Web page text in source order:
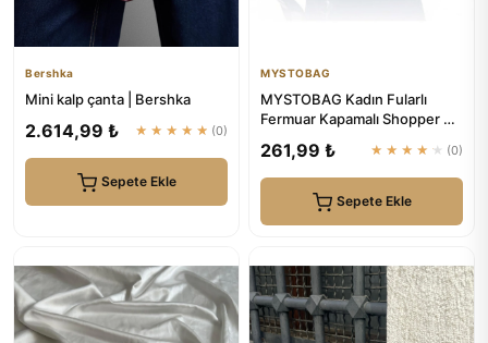
Bershka
Mini kalp çanta | Bershka
2.614,99 ₺ ★★★★★ (0)
Sepete Ekle
MYSTOBAG
MYSTOBAG Kadın Fularlı
Fermuar Kapamalı Shopper El
261,99 ₺ ★★★★★ (0)
Sepete Ekle